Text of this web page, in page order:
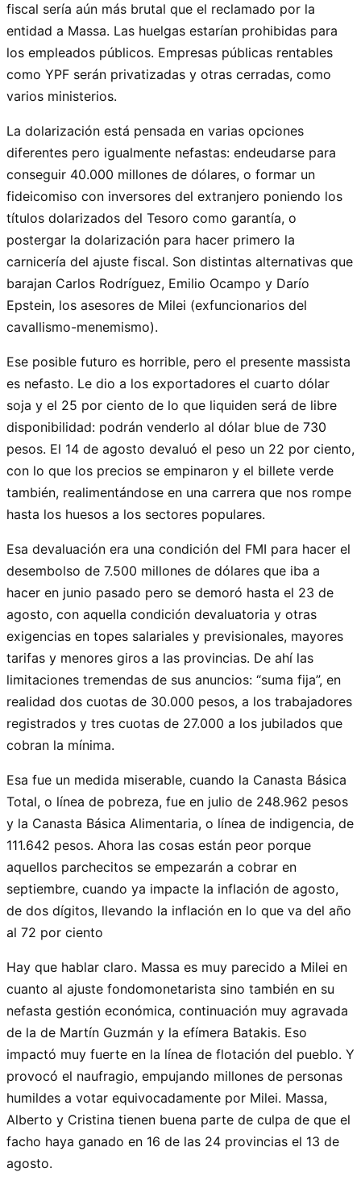
fiscal sería aún más brutal que el reclamado por la
entidad a Massa. Las huelgas estarían prohibidas para
los empleados públicos. Empresas públicas rentables
como YPF serán privatizadas y otras cerradas, como
varios ministerios.
La dolarización está pensada en varias opciones
diferentes pero igualmente nefastas: endeudarse para
conseguir 40.000 millones de dólares, o formar un
fideicomiso con inversores del extranjero poniendo los
títulos dolarizados del Tesoro como garantía, o
postergar la dolarización para hacer primero la
carnicería del ajuste fiscal. Son distintas alternativas que
barajan Carlos Rodríguez, Emilio Ocampo y Darío
Epstein, los asesores de Milei (exfuncionarios del
cavallismo-menemismo).
Ese posible futuro es horrible, pero el presente massista
es nefasto. Le dio a los exportadores el cuarto dólar
soja y el 25 por ciento de lo que liquiden será de libre
disponibilidad: podrán venderlo al dólar blue de 730
pesos. El 14 de agosto devaluó el peso un 22 por ciento,
con lo que los precios se empinaron y el billete verde
también, realimentándose en una carrera que nos rompe
hasta los huesos a los sectores populares.
Esa devaluación era una condición del FMI para hacer el
desembolso de 7.500 millones de dólares que iba a
hacer en junio pasado pero se demoró hasta el 23 de
agosto, con aquella condición devaluatoria y otras
exigencias en topes salariales y previsionales, mayores
tarifas y menores giros a las provincias. De ahí las
limitaciones tremendas de sus anuncios: “suma fija”, en
realidad dos cuotas de 30.000 pesos, a los trabajadores
registrados y tres cuotas de 27.000 a los jubilados que
cobran la mínima.
Esa fue un medida miserable, cuando la Canasta Básica
Total, o línea de pobreza, fue en julio de 248.962 pesos
y la Canasta Básica Alimentaria, o línea de indigencia, de
111.642 pesos. Ahora las cosas están peor porque
aquellos parchecitos se empezarán a cobrar en
septiembre, cuando ya impacte la inflación de agosto,
de dos dígitos, llevando la inflación en lo que va del año
al 72 por ciento
Hay que hablar claro. Massa es muy parecido a Milei en
cuanto al ajuste fondomonetarista sino también en su
nefasta gestión económica, continuación muy agravada
de la de Martín Guzmán y la efímera Batakis. Eso
impactó muy fuerte en la línea de flotación del pueblo. Y
provocó el naufragio, empujando millones de personas
humildes a votar equivocadamente por Milei. Massa,
Alberto y Cristina tienen buena parte de culpa de que el
facho haya ganado en 16 de las 24 provincias el 13 de
agosto.